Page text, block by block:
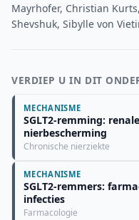
Mayrhofer, Christian
Shevshuk, Sibylle von
VERDIEP U IN DIT
MECHANISME
SGLT2-remming:
nierbescherming
Chronische nierziekte
MECHANISME
SGLT2-remmers:
infecties
Farmacologie